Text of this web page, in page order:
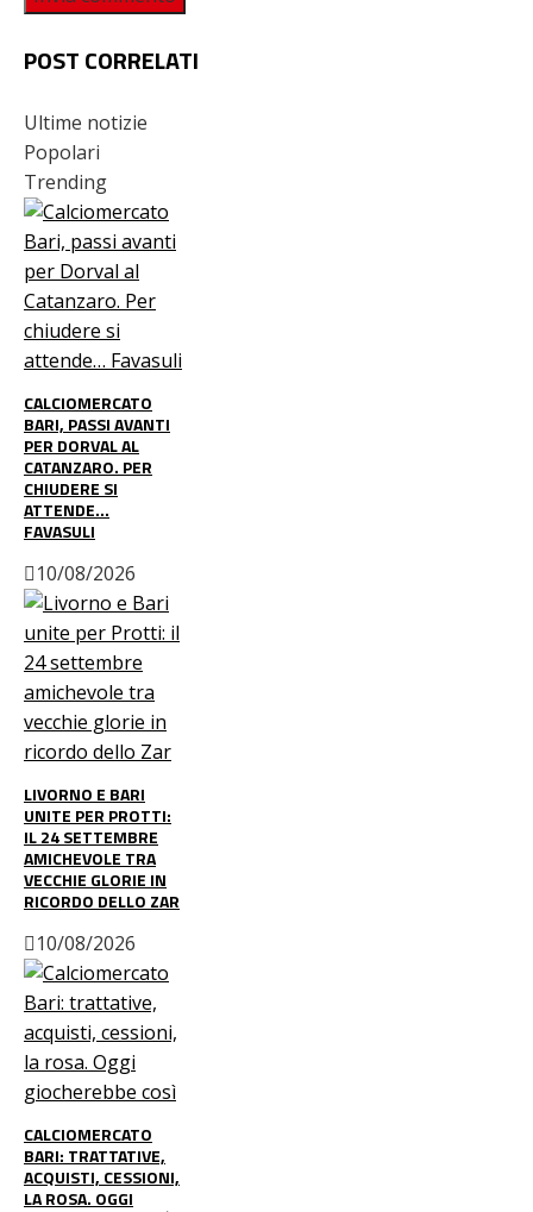
POST CORRELATI
Ultime notizie
Popolari
Trending
CALCIOMERCATO
BARI, PASSI AVANTI
PER DORVAL AL
CATANZARO. PER
CHIUDERE SI
ATTENDE…
FAVASULI
10/08/2026
LIVORNO E BARI
UNITE PER PROTTI:
IL 24 SETTEMBRE
AMICHEVOLE TRA
VECCHIE GLORIE IN
RICORDO DELLO ZAR
10/08/2026
CALCIOMERCATO
BARI: TRATTATIVE,
ACQUISTI, CESSIONI,
LA ROSA. OGGI